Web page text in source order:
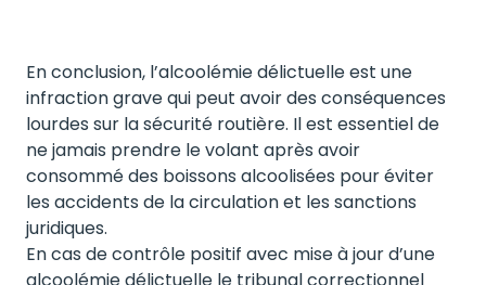
En conclusion, l’alcoolémie délictuelle est une
infraction grave qui peut avoir des conséquences
lourdes sur la sécurité routière. Il est essentiel de
ne jamais prendre le volant après avoir
consommé des boissons alcoolisées pour éviter
les accidents de la circulation et les sanctions
juridiques.
En cas de contrôle positif avec mise à jour d’une